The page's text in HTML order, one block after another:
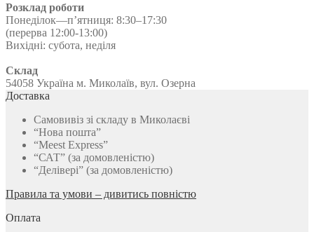
Розклад роботи
Понеділок—п’ятниця: 8:30–17:30
(перерва 12:00-13:00)
Вихідні: субота, неділя
Склад
54058 Україна м. Миколаїв, вул. Озерна
Доставка
Самовивіз зі складу в Миколаєві
“Нова пошта”
“Meest Express”
“САТ” (за домовленістю)
“Делівері” (за домовленістю)
Правила та умови – дивитись повністю
Оплата